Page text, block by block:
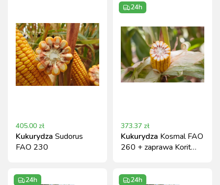
405.00 zł
Kukurydza Sudorus
FAO 230
24h
373.37 zł
Kukurydza Kosmal FAO
260 + zaprawa Korit
24h 24h